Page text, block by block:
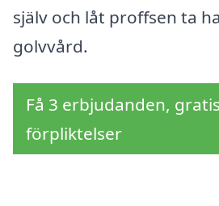
själv och låt proffsen ta
golvvård.
Få 3 erbjudanden,
förpliktelser